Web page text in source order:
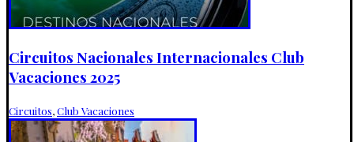
Circuitos Nacionales Internacionales Club
Vacaciones 2025
Circuitos,Club Vacaciones